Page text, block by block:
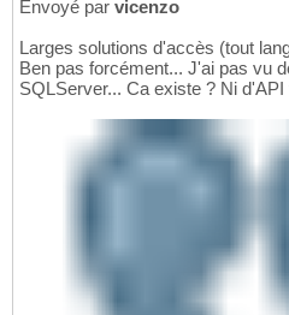
Envoyé par vicenzo
Larges solutions d'accès (tout
Ben pas forcément... J'ai pas vu
SQLServer... Ca existe ? Ni